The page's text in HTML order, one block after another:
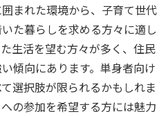
まれた環境から、子育て世代
た暮らしを求める方々に適し
生活を望む方々が多く、住民
傾向にあります。単身者向け
選択肢が限られるかもしれま
の参加を希望する方には魅力